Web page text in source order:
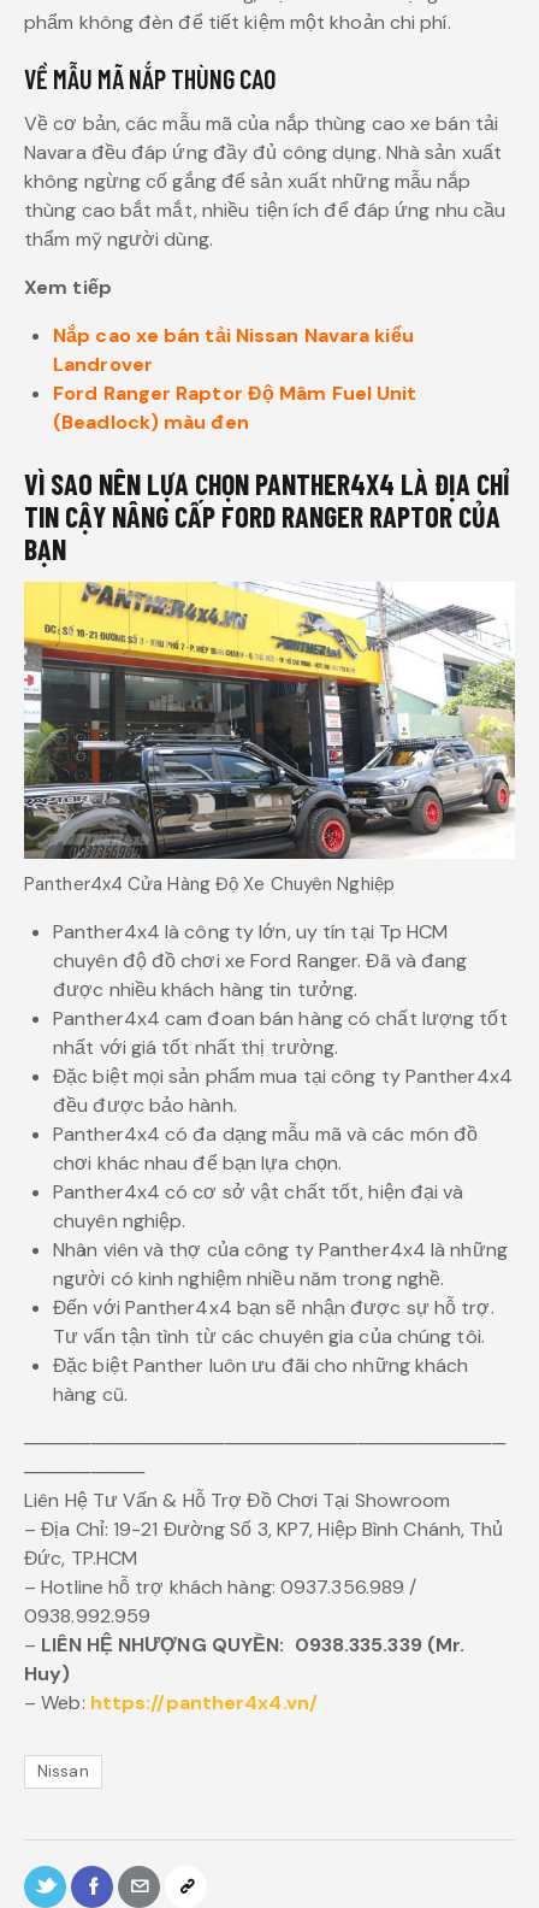
phẩm không đèn để tiết kiệm một khoản chi phí.
VỀ MẪU MÃ NẮP THÙNG CAO
Về cơ bản, các mẫu mã của nắp thùng cao xe bán tải
Navara đều đáp ứng đầy đủ công dụng. Nhà sản xuất
không ngừng cố gắng để sản xuất những mẫu nắp
thùng cao bắt mắt, nhiều tiện ích để đáp ứng nhu cầu
thẩm mỹ người dùng.
Xem tiếp
Nắp cao xe bán tải Nissan Navara kiểu
Landrover
Ford Ranger Raptor Độ Mâm Fuel Unit
(Beadlock) màu đen
VÌ SAO NÊN LỰA CHỌN PANTHER4X4 LÀ ĐỊA CHỈ
TIN CẬY NÂNG CẤP FORD RANGER RAPTOR CỦA
BẠN
Panther4x4 Cửa Hàng Độ Xe Chuyên Nghiệp
Panther4x4 là công ty lớn, uy tín tại Tp HCM
chuyên độ đồ chơi xe Ford Ranger. Đã và đang
được nhiều khách hàng tin tưởng.
Panther4x4 cam đoan bán hàng có chất lượng tốt
nhất với giá tốt nhất thị trường.
Đặc biệt mọi sản phẩm mua tại công ty Panther4x4
đều được bảo hành.
Panther4x4 có đa dạng mẫu mã và các món đồ
chơi khác nhau để bạn lựa chọn.
Panther4x4 có cơ sở vật chất tốt, hiện đại và
chuyên nghiệp.
Nhân viên và thợ của công ty Panther4x4 là những
người có kinh nghiệm nhiều năm trong nghề.
Đến với Panther4x4 bạn sẽ nhận được sự hỗ trợ.
Tư vấn tận tình từ các chuyên gia của chúng tôi.
Đặc biệt Panther luôn ưu đãi cho những khách
hàng cũ.
────────────────────────────────────
─────────
Liên Hệ Tư Vấn & Hỗ Trợ Đồ Chơi Tại Showroom
– Địa Chỉ: 19-21 Đường Số 3, KP7, Hiệp Bình Chánh, Thủ
Đức, TP.HCM
– Hotline hỗ trợ khách hàng: 0937.356.989 /
0938.992.959
– LIÊN HỆ NHƯỢNG QUYỀN: 0938.335.339 (Mr.
Huy)
– Web: https://panther4x4.vn/
Nissan